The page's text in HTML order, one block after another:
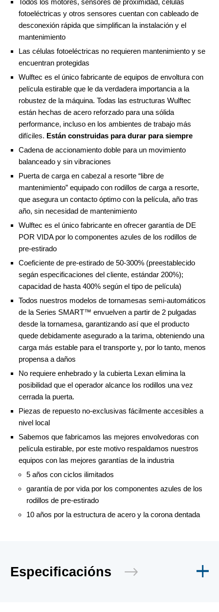
Todos los motores, sensores de proximidad, células
fotoeléctricas y otros sensores cuentan con cableado de
desconexión rápida que simplifican la instalación y el
mantenimiento
Las células fotoeléctricas no requieren mantenimiento y se
encuentran protegidas
Wulftec es el único fabricante de equipos de envoltura con
película estirable que le da verdadera importancia a la
robustez de la máquina. Todas las estructuras Wulftec
están hechas de acero reforzado para una sólida
performance, incluso en los ambientes de trabajo más
difíciles. Están construidas para durar para siempre
Cadena de accionamiento doble para un movimiento
balanceado y sin vibraciones
Puerta de carga en cabezal a resorte “libre de
mantenimiento” equipado con rodillos de carga a resorte,
que asegura un contacto óptimo con la película, año tras
año, sin necesidad de mantenimiento
Wulftec es el único fabricante en ofrecer garantía de DE
POR VIDA por lo componentes azules de los rodillos de
pre-estirado
Coeficiente de pre-estirado de 50-300% (preestablecido
segán especificaciones del cliente, estándar 200%);
capacidad de hasta 400% según el tipo de película)
Todos nuestros modelos de tornamesas semi-automáticos
de la Series SMART™ envuelven a partir de 2 pulgadas
desde la tornamesa, garantizando así que el producto
quede debidamente asegurado a la tarima, obteniendo una
carga más estable para el transporte y, por lo tanto, menos
propensa a daños
No requiere enhebrado y la cubierta Lexan elimina la
posibilidad que el operador alcance los rodillos una vez
cerrada la puerta.
Piezas de repuesto no-exclusivas fácilmente accesibles a
nivel local
Sabemos que fabricamos las mejores envolvedoras con
película estirable, por este motivo respaldamos nuestros
equipos con las mejores garantías de la industria
5 años con ciclos ilimitados
garantía de por vida por los componentes azules de los
rodillos de pre-estirado
10 años por la estructura de acero y la corona dentada
Especificacións